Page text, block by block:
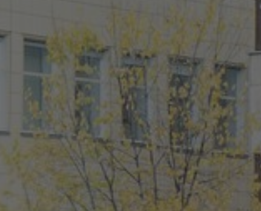
À propos de nous
Contact
Pattern Tile Tool
Image & Material Bank
Choisir une langue